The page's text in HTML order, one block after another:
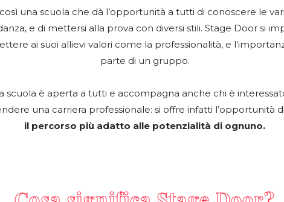
una scuola che dà l’opportunità a tutti di conoscere le
e di mettersi alla prova con diversi stili. Stage Door si
ai suoi allievi valori come la professionalità, e
parte di un gruppo.
scuola è aperta a tutti e accompagna anche chi è
una carriera professionale: si offre infatti l’opportunità di
il percorso più adatto alle potenzialità di ognuno.